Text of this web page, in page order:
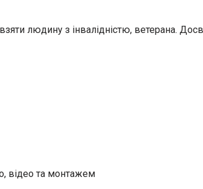
людину з інвалідністю, ветерана.
відео та монтажем